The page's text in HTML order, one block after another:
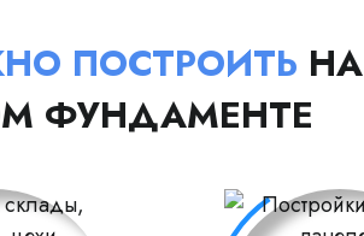
ПОСТРОИТЬ НА
ФУНДАМЕНТЕ